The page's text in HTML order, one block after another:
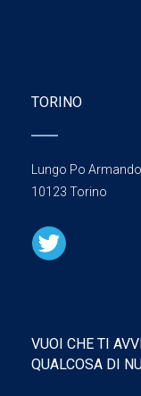
TORINO
Lungo Po
10123 Torino
VUOI CHE TI
QUALCOSA DI